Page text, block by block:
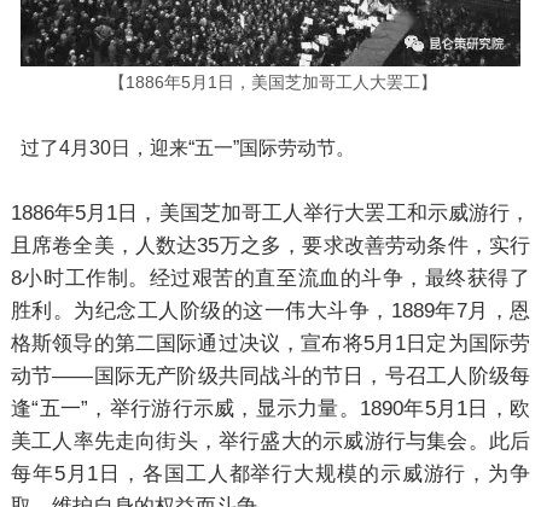
【1886年5月1日，美国芝加哥工人大罢工】
过了4月30日，迎来“五一”国际劳动节。
1886年5月1日，美国芝加哥工人举行大罢工和示威游行，
且席卷全美，人数达35万之多，要求改善劳动条件，实行
8小时工作制。经过艰苦的直至流血的斗争，最终获得了
胜利。为纪念工人阶级的这一伟大斗争，1889年7月，恩
格斯领导的第二国际通过决议，宣布将5月1日定为国际劳
动节——国际无产阶级共同战斗的节日，号召工人阶级每
逢“五一”，举行游行示威，显示力量。1890年5月1日，欧
美工人率先走向街头，举行盛大的示威游行与集会。此后
每年5月1日，各国工人都举行大规模的示威游行，为争